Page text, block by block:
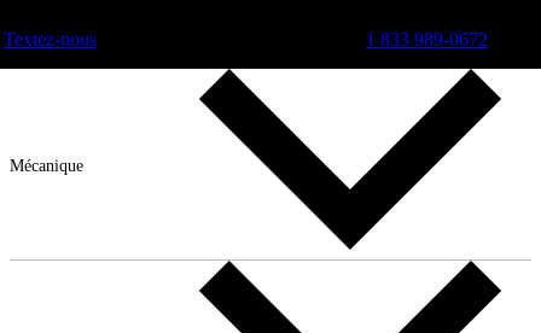
Textez-nous 1 833 989-0672
Mécanique